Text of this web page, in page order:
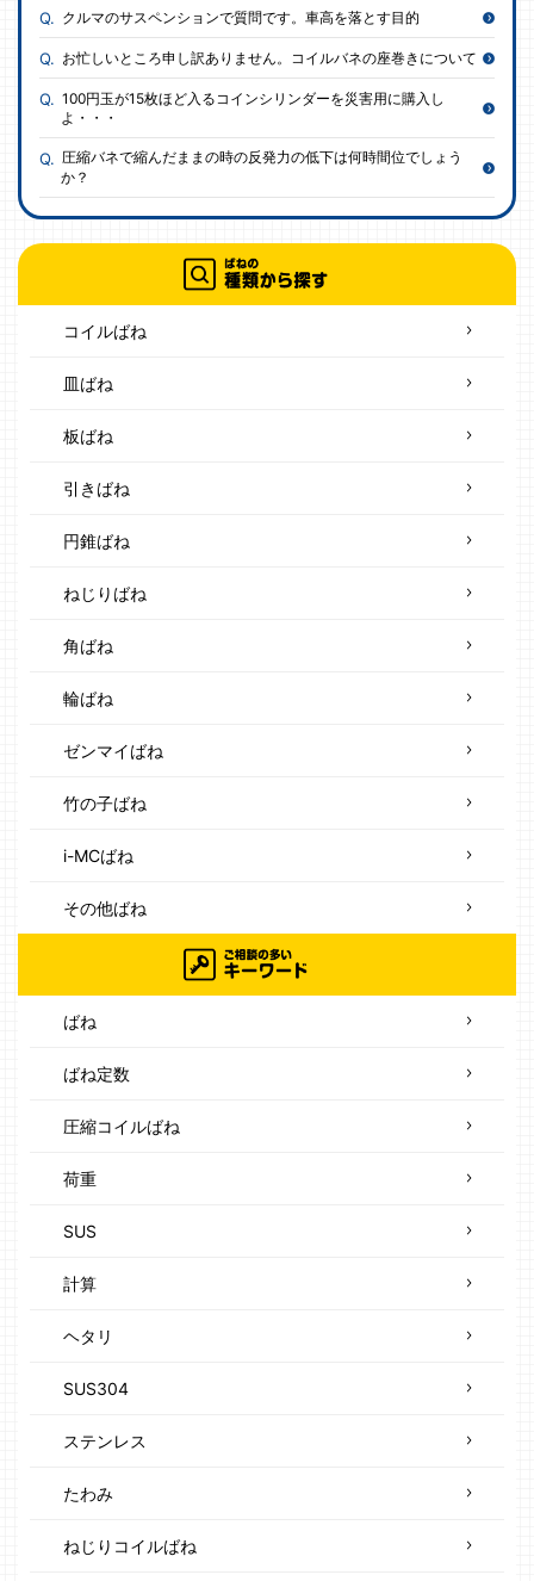
クルマのサスペンションで質問です。車高を落とす目的
お忙しいところ申し訳ありません。コイルバネの座巻きについて
100円玉が15枚ほど入るコインシリンダーを災害用に購入し
よ・・・
圧縮バネで縮んだままの時の反発力の低下は何時間位でしょう
か？
コイルばね
皿ばね
板ばね
引きばね
円錐ばね
ねじりばね
角ばね
輪ばね
ゼンマイばね
竹の子ばね
i-MCばね
その他ばね
ばね
ばね定数
圧縮コイルばね
荷重
SUS
計算
ヘタリ
SUS304
ステンレス
たわみ
ねじりコイルばね